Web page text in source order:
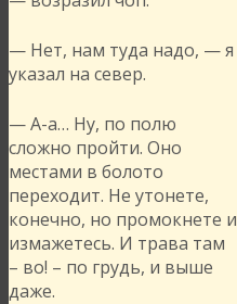
— Нет, нам туда надо, — я
указал на север.
— А-а… Ну, по полю
сложно пройти. Оно
местами в болото
переходит. Не утонете,
конечно, но промокнете и
измажетесь. И трава там
– во! – по грудь, и выше
даже.